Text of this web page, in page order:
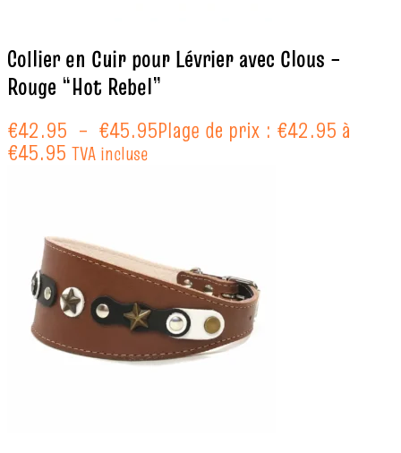
Collier en Cuir pour Lévrier avec Clous –
Rouge “Hot Rebel”
€42.95 – €45.95Plage de prix : €42.95 à
€45.95 TVA incluse